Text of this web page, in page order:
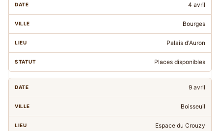
4 avril
Bourges
Palais d'Auron
Places disponibles
9 avril
Boisseuil
Espace du Crouzy